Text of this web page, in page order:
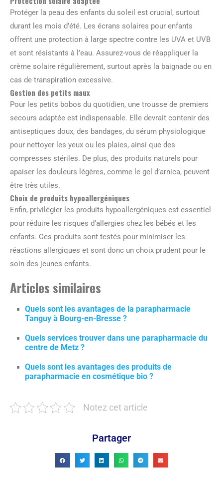
Protéger la peau des enfants du soleil est crucial, surtout
durant les mois d’été. Les écrans solaires pour enfants
offrent une protection à large spectre contre les UVA et UVB
et sont résistants à l’eau. Assurez-vous de réappliquer la
crème solaire régulièrement, surtout après la baignade ou en
cas de transpiration excessive.
Gestion des petits maux
Pour les petits bobos du quotidien, une trousse de premiers
secours adaptée est indispensable. Elle devrait contenir des
antiseptiques doux, des bandages, du sérum physiologique
pour nettoyer les yeux ou les plaies, ainsi que des
compresses stériles. De plus, des produits naturels pour
apaiser les douleurs légères, comme le gel d’arnica, peuvent
être très utiles.
Choix de produits hypoallergéniques
Enfin, privilégier les produits hypoallergéniques est essentiel
pour réduire les risques d’allergies chez les bébés et les
enfants. Ces produits sont testés pour minimiser les
réactions allergiques et sont donc un choix prudent pour le
soin des jeunes enfants.
Articles similaires
Quels sont les avantages de la parapharmacie
Tanguy à Bourg-en-Bresse ?
Quels services trouver dans une parapharmacie du
centre de Metz ?
Quels sont les avantages des produits de
parapharmacie en cosmétique bio ?
Notez cet article
Partager